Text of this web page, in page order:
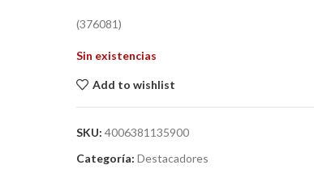
(376081)
Sin existencias
Add to wishlist
SKU: 4006381135900
Categoría: Destacadores